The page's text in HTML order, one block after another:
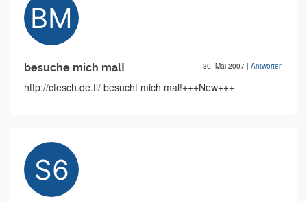
besuche mich mal! 30. Mai 2007 | Antworten
http://ctesch.de.tl/ besucht mich mal!+++New+++